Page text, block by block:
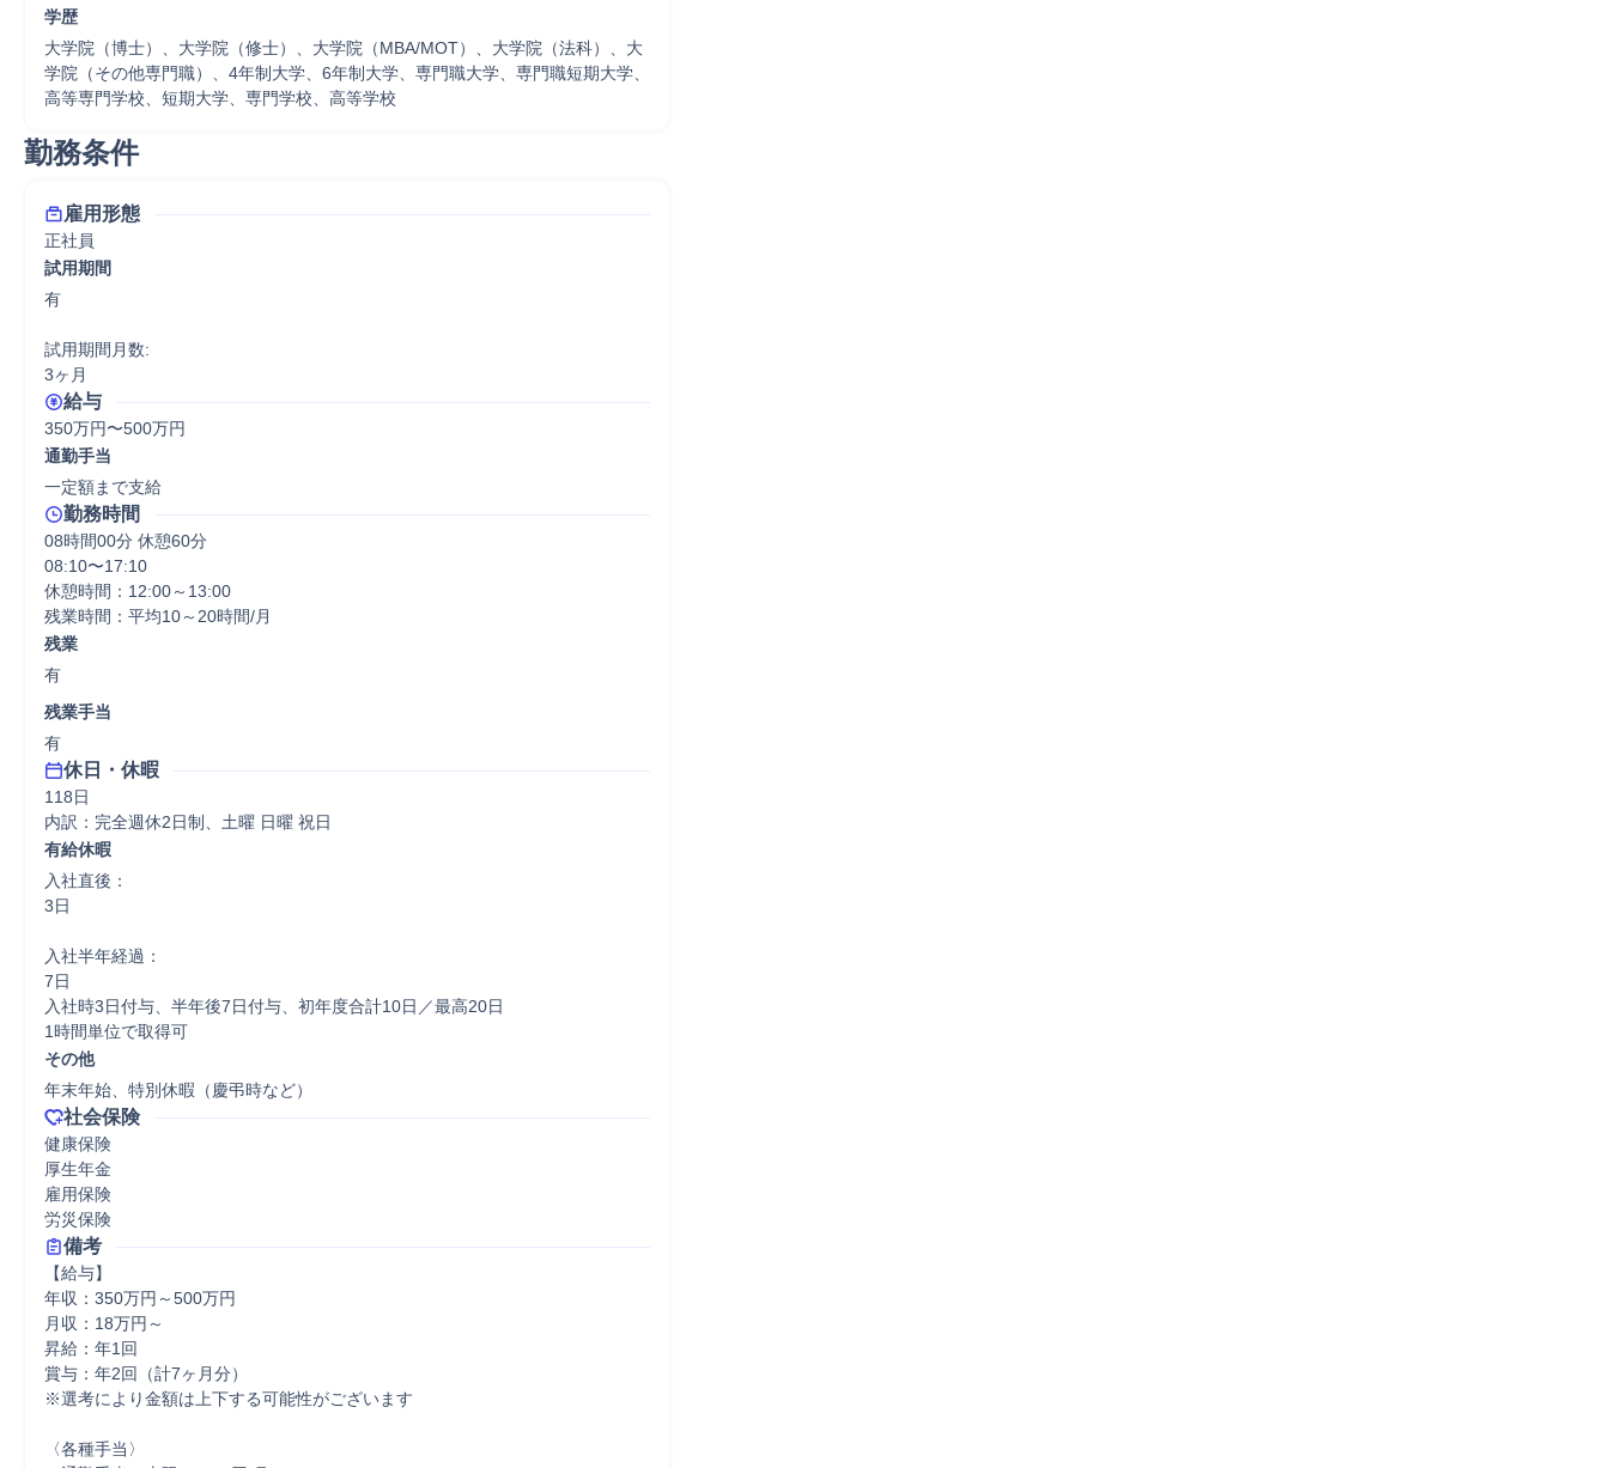
学歴
大学院（博士）、大学院（修士）、大学院（MBA/MOT）、大学院（法科）、大
学院（その他専門職）、4年制大学、6年制大学、専門職大学、専門職短期大学、
高等専門学校、短期大学、専門学校、高等学校
勤務条件
雇用形態
正社員
試用期間
有
試用期間月数:
3ヶ月
給与
350万円〜500万円
通勤手当
一定額まで支給
勤務時間
08時間00分 休憩60分
08:10〜17:10
休憩時間：12:00～13:00
残業時間：平均10～20時間/月
残業
有
残業手当
有
休日・休暇
118日
内訳：完全週休2日制、土曜 日曜 祝日
有給休暇
入社直後：
3日
入社半年経過：
7日
入社時3日付与、半年後7日付与、初年度合計10日／最高20日
1時間単位で取得可
その他
年末年始、特別休暇（慶弔時など）
社会保険
健康保険
厚生年金
雇用保険
労災保険
備考
【給与】
年収：350万円～500万円
月収：18万円～
昇給：年1回
賞与：年2回（計7ヶ月分）
※選考により金額は上下する可能性がございます
〈各種手当〉